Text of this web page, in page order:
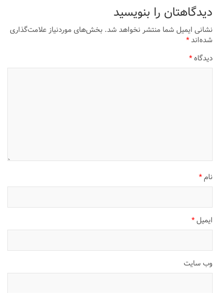
دیدگاهتان را بنویسید
نشانی ایمیل شما منتشر نخواهد شد.بخش‌های موردنیاز علامت‌گذاری
شده‌اند*
دیدگاه*
نام*
ایمیل*
وب‌ سایت